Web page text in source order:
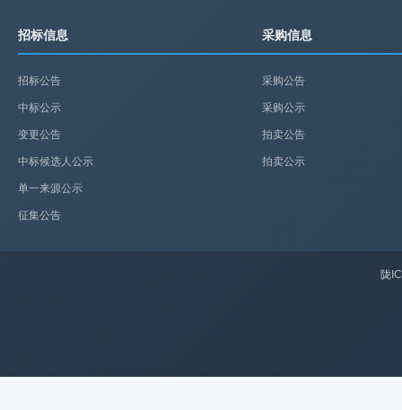
招标信息
招标公告
中标公示
变更公告
中标候选人公示
单一来源公示
征集公告
采购信息
采购公告
采购公示
拍卖公告
拍卖公示
陇